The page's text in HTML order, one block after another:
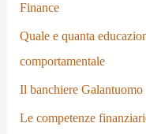
Finance
Quale e quanta
comportamentale
Il banchiere Galantuomo
Le competenze